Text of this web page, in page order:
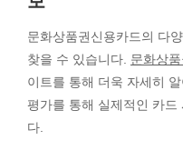
문화상품권신용카드의 다
찾을 수 있습니다. 문화상
이트를 통해 더욱 자세히
평가를 통해 실제적인 카드
다.